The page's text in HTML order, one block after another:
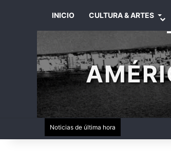
INICIO CULTURA & ARTES
Noticias de última hora